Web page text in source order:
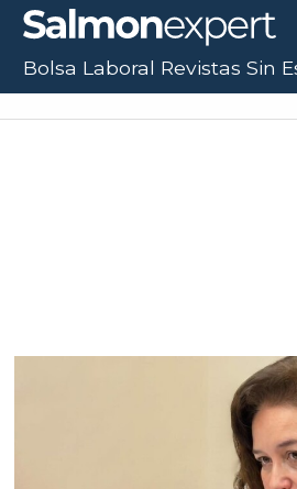
Tag:
Bolsa Laboral Revistas Sin